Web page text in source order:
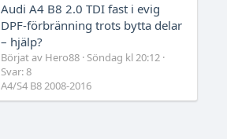
Audi A4 B8 2.0 TDI fast i evig
DPF-förbränning trots bytta delar
– hjälp?
Börjat av Hero88 Söndag kl 20:12
Svar: 8
A4/S4 B8 2008-2016